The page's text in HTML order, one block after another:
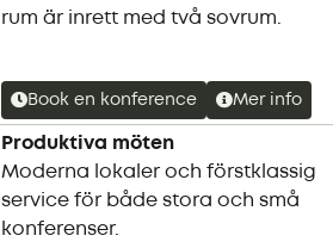
rum är inrett med två sovrum.
Book en konference Mer info
Produktiva möten
Moderna lokaler och förstklassig
service för både stora och små
konferenser.